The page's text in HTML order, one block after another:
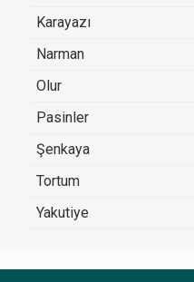
Karayazı
Narman
Olur
Pasinler
Şenkaya
Tortum
Yakutiye